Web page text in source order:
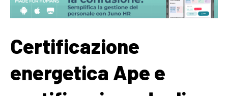
Certificazione
energetica Ape e